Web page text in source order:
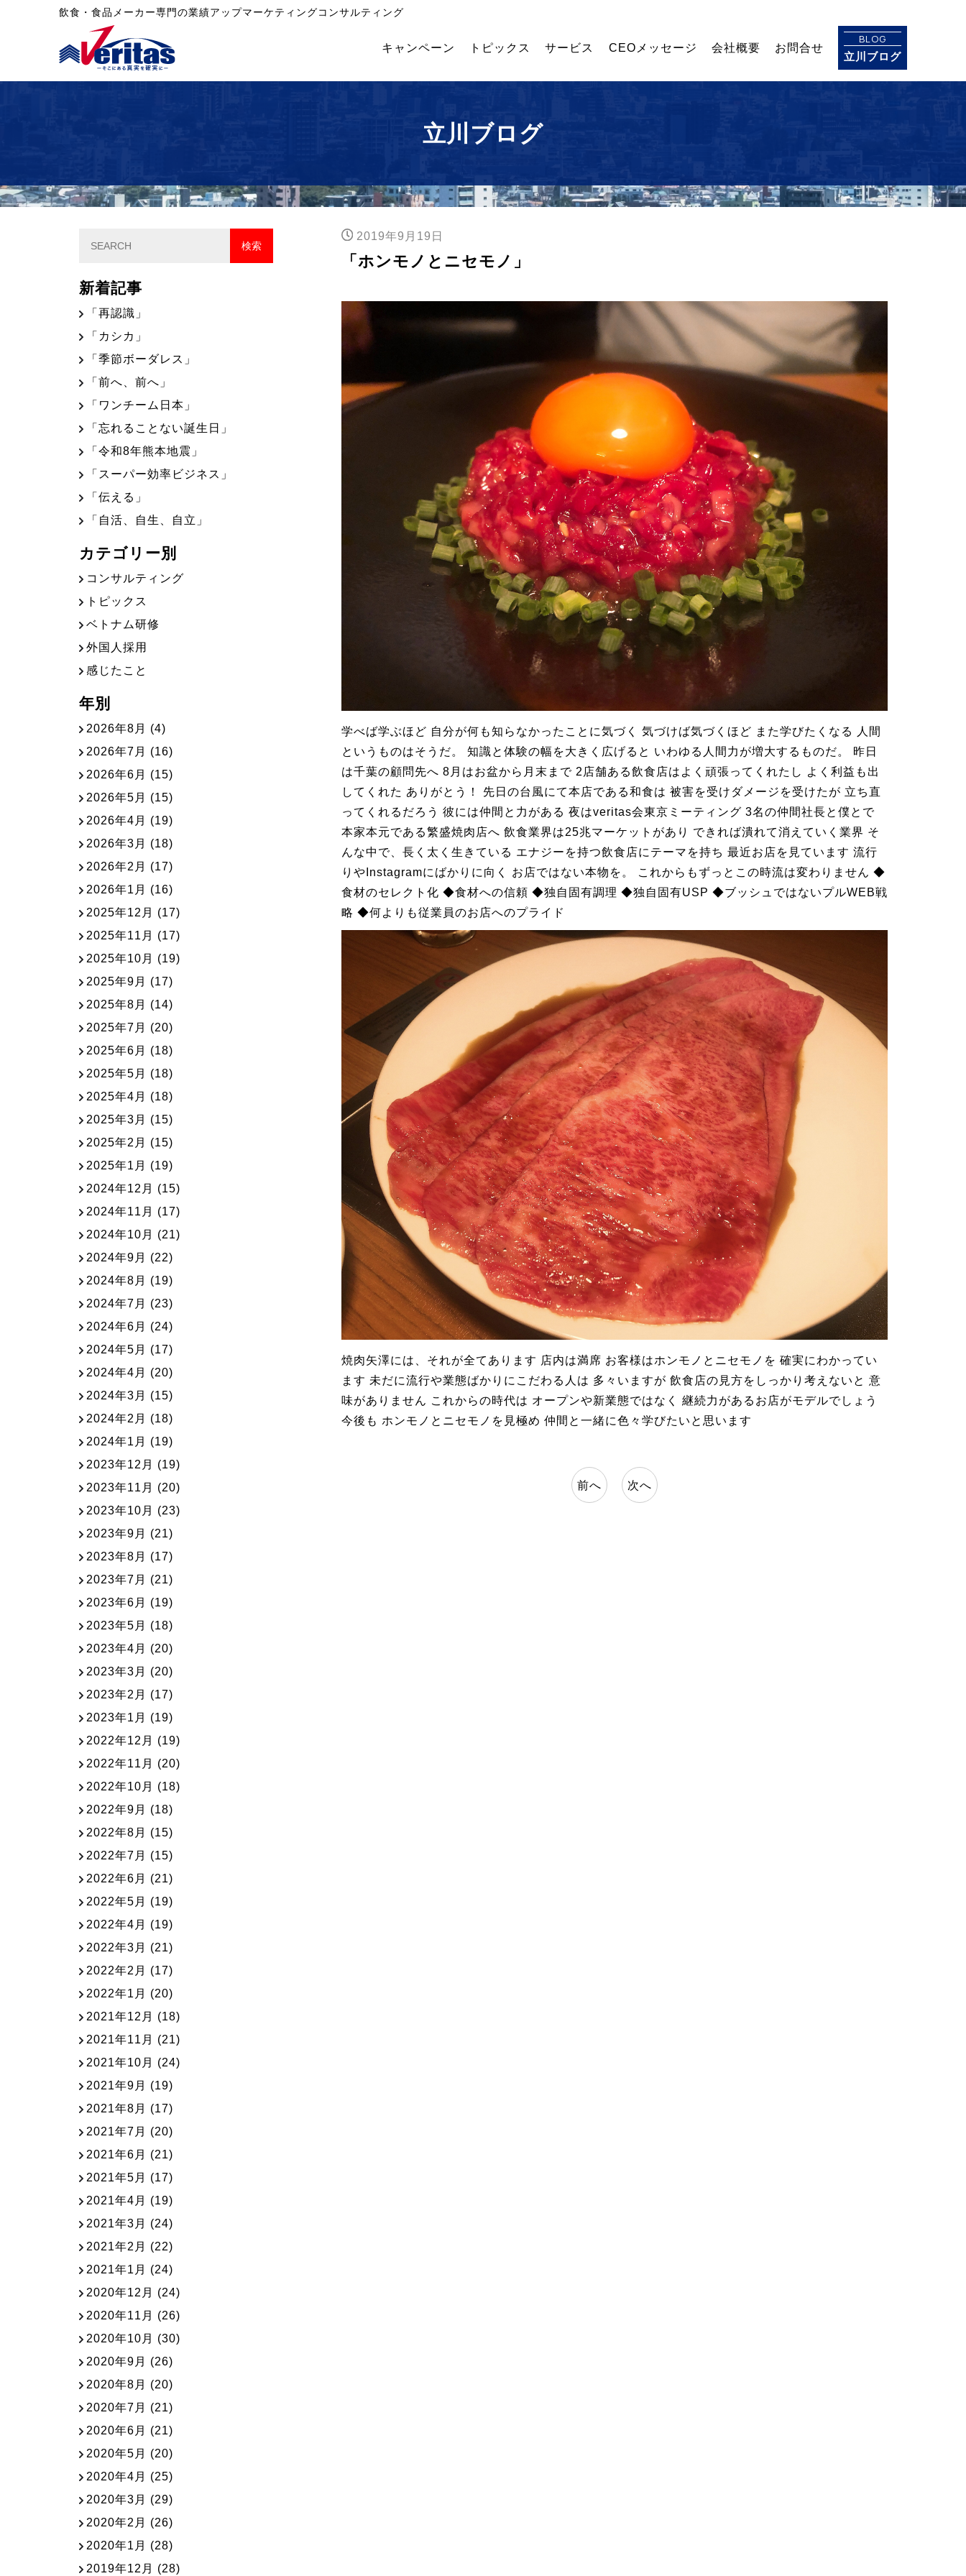
飲食・食品メーカー専門の業績アップマーケティングコンサルティング
キャンペーン トピックス
サービス
食・
ンサ
ルテ
人採
育成
CEOメッセージ 会社概要 お問合せ
BLOG
立川ブログ
立川ブログ
2019年9月19日
「ホンモノとニセモノ」
学べば学ぶほど 自分が何も知らなかったことに気づく 気づけば気づくほど また学びたくなる 人間
というものはそうだ。 知識と体験の幅を大きく広げると いわゆる人間力が増大するものだ。 昨日
は千葉の顧問先へ 8月はお盆から月末まで 2店舗ある飲食店はよく頑張ってくれたし よく利益も出
してくれた ありがとう！ 先日の台風にて本店である和食は 被害を受けダメージを受けたが 立ち直
ってくれるだろう 彼には仲間と力がある 夜はveritas会東京ミーティング 3名の仲間社長と僕とで
本家本元である繁盛焼肉店へ 飲食業界は25兆マーケットがあり できれば潰れて消えていく業界 そ
んな中で、長く太く生きている エナジーを持つ飲食店にテーマを持ち 最近お店を見ています 流行
りやInstagramにばかりに向く お店ではない本物を。 これからもずっとこの時流は変わりません ◆
食材のセレクト化 ◆食材への信頼 ◆独自固有調理 ◆独自固有USP ◆ブッシュではないプルWEB戦
略 ◆何よりも従業員のお店へのプライド
焼肉矢澤には、それが全てあります 店内は満席 お客様はホンモノとニセモノを 確実にわかってい
ます 未だに流行や業態ばかりにこだわる人は 多々いますが 飲食店の見方をしっかり考えないと 意
味がありません これからの時代は オープンや新業態ではなく 継続力があるお店がモデルでしょう
今後も ホンモノとニセモノを見極め 仲間と一緒に色々学びたいと思います
前へ 次へ
新着記事
「再認識」
「カシカ」
「季節ボーダレス」
「前へ、前へ」
「ワンチーム日本」
「忘れることない誕生日」
「令和8年熊本地震」
「スーパー効率ビジネス」
「伝える」
「自活、自生、自立」
カテゴリー別
コンサルティング
トピックス
ベトナム研修
外国人採用
感じたこと
年別
2026年8月 (4)
2026年7月 (16)
2026年6月 (15)
2026年5月 (15)
2026年4月 (19)
2026年3月 (18)
2026年2月 (17)
2026年1月 (16)
2025年12月 (17)
2025年11月 (17)
2025年10月 (19)
2025年9月 (17)
2025年8月 (14)
2025年7月 (20)
2025年6月 (18)
2025年5月 (18)
2025年4月 (18)
2025年3月 (15)
2025年2月 (15)
2025年1月 (19)
2024年12月 (15)
2024年11月 (17)
2024年10月 (21)
2024年9月 (22)
2024年8月 (19)
2024年7月 (23)
2024年6月 (24)
2024年5月 (17)
2024年4月 (20)
2024年3月 (15)
2024年2月 (18)
2024年1月 (19)
2023年12月 (19)
2023年11月 (20)
2023年10月 (23)
2023年9月 (21)
2023年8月 (17)
2023年7月 (21)
2023年6月 (19)
2023年5月 (18)
2023年4月 (20)
2023年3月 (20)
2023年2月 (17)
2023年1月 (19)
2022年12月 (19)
2022年11月 (20)
2022年10月 (18)
2022年9月 (18)
2022年8月 (15)
2022年7月 (15)
2022年6月 (21)
2022年5月 (19)
2022年4月 (19)
2022年3月 (21)
2022年2月 (17)
2022年1月 (20)
2021年12月 (18)
2021年11月 (21)
2021年10月 (24)
2021年9月 (19)
2021年8月 (17)
2021年7月 (20)
2021年6月 (21)
2021年5月 (17)
2021年4月 (19)
2021年3月 (24)
2021年2月 (22)
2021年1月 (24)
2020年12月 (24)
2020年11月 (26)
2020年10月 (30)
2020年9月 (26)
2020年8月 (20)
2020年7月 (21)
2020年6月 (21)
2020年5月 (20)
2020年4月 (25)
2020年3月 (29)
2020年2月 (26)
2020年1月 (28)
2019年12月 (28)